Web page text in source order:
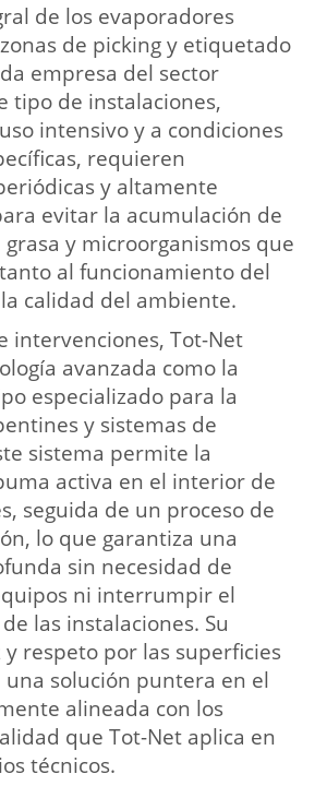
de los evaporadores
de picking y etiquetado
empresa del sector
tipo de instalaciones,
intensivo y a condiciones
requieren
y altamente
evitar la acumulación de
y microorganismos que
al funcionamiento del
calidad del ambiente.
intervenciones, Tot-Net
avanzada como la
especializado para la
y sistemas de
sistema permite la
activa en el interior de
seguida de un proceso de
lo que garantiza una
sin necesidad de
ni interrumpir el
las instalaciones. Su
respeto por las superficies
solución puntera en el
alineada con los
que Tot-Net aplica en
técnicos.